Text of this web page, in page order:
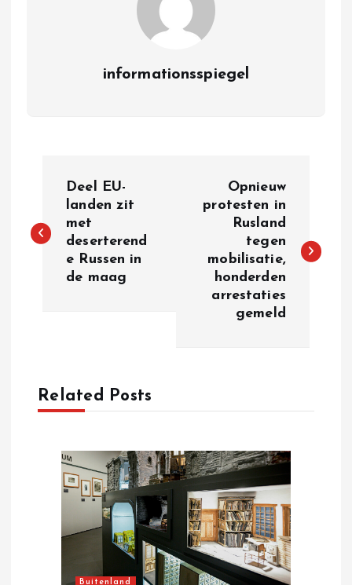
informationsspiegel
s
v
Deel EU-
landen zit
met
deserterend
e Russen in
de maag
Opnieuw
protesten in
Rusland
tegen
mobilisatie,
honderden
arrestaties
gemeld
Related Posts
Buitenland